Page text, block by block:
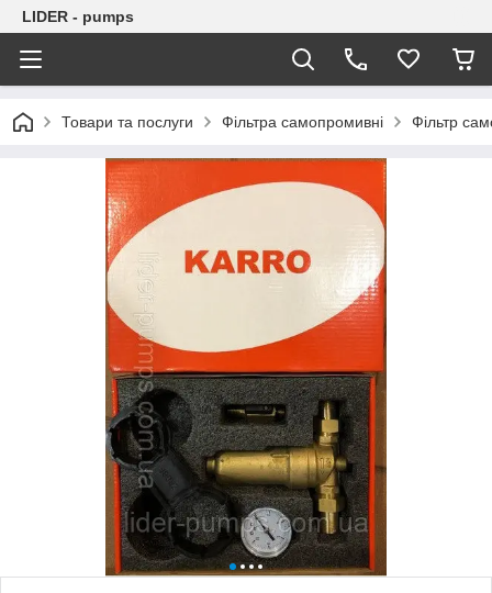
LIDER - pumps
Товари та послуги Фільтра самопромивні Фільтр